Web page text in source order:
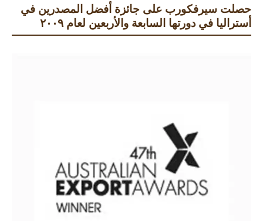
حصلت سيرفكورب على جائزة أفضل المصدرين في
أستراليا في دورتها السابعة والأربعين لعام ٢٠٠٩